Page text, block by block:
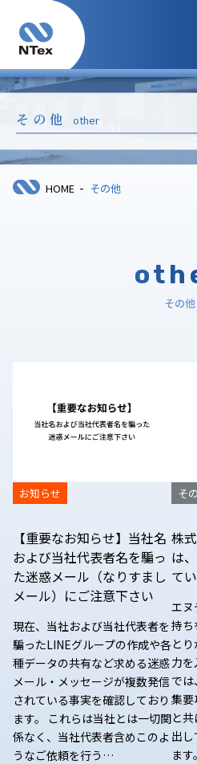
その他 other
HOME - その他
その他
お知らせ
【重要なお知らせ】当社名
および当社代表者名を騙っ
た迷惑メール（なりすまし
メール）にご注意下さい
現在、当社および当社代表者を
騙ったLINEグループの作成や各
種データの共有など求める迷惑
メール・メッセージが複数発信
されている事実を確認しており
ます。 これらは当社とは一切関
係なく、当社代表者含めこのよ
うなご依頼を行う…
そ
株
は
て
エヌ
持ち
と
力
で
集要
と
出
ま